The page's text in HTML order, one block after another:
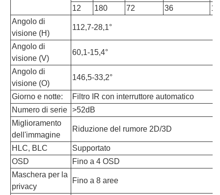
12
180 72 36
18
Angolo di
visione (H)
112,7-28,1°
Angolo di
visione (V)
60,1-15,4°
Angolo di
visione (O)
146,5-33,2°
Giorno e notte:
Filtro IR con interruttore automatico
Numero di serie >52dB
Miglioramento
dell'immagine
Riduzione del rumore 2D/3D
HLC, BLC
Supportato
OSD
Fino a 4 OSD
Maschera per la
privacy
Fino a 8 aree